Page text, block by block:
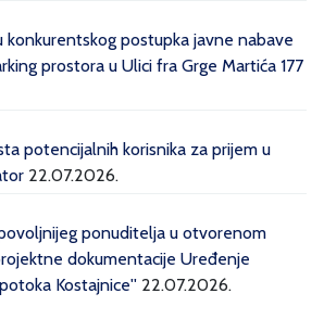
konkurentskog postupka javne nabave
prostora u Ulici fra Grge Martića 177
potencijalnih korisnika za prijem u
22.07.2026.
ponuditelja u otvorenom
dokumentacije Uređenje
Kostajnice'' 22.07.2026.